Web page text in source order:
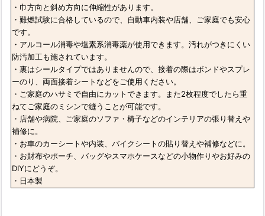
・巾方向と斜め方向に伸縮性があります。
・難燃試験に合格しているので、自動車内装や店舗、ご家庭でも安心
です。
・アルコール消毒や塩素系消毒薬が使用できます。汚れがつきにくい
防汚加工も施されています。
・裏はシールタイプではありませんので、接着の際はボンドやスプレ
ーのり、両面接着シートなどをご使用ください。
・ご家庭のハサミで自由にカットできます。また2枚程度でしたら重
ねてご家庭のミシンで縫うことが可能です。
・店舗や病院、ご家庭のソファ・椅子などのインテリアの張り替えや
補修に。
・お車のカーシートや内装、バイクシートの貼り替えや補修などに。
・お財布やポーチ、バッグやスマホケースなどの小物作りやお好みの
DIYにどうぞ。
・日本製